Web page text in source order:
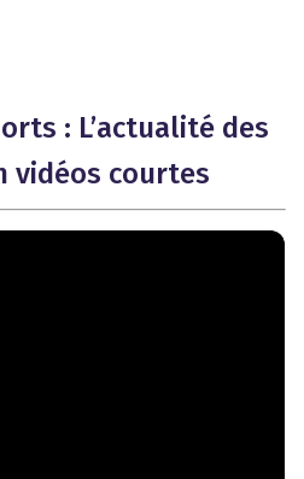
: L’actualité des
vidéos courtes